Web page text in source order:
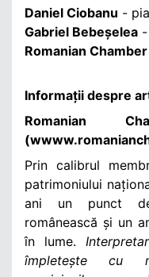
Daniel Ciobanu -
Gabriel Bebeșelea
Romanian
Informații despre
Romanian
Prin calibrul
patrimoniului
ani un punct
românească și un
în lume.
împletește cu